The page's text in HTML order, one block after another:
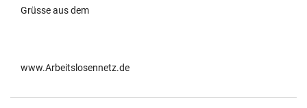
Grüsse aus dem
www.Arbeitslosennetz.de